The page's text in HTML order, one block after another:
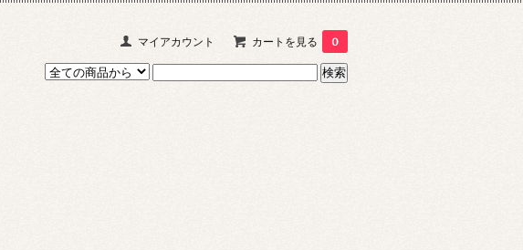
マイアカウント カートを見る 0